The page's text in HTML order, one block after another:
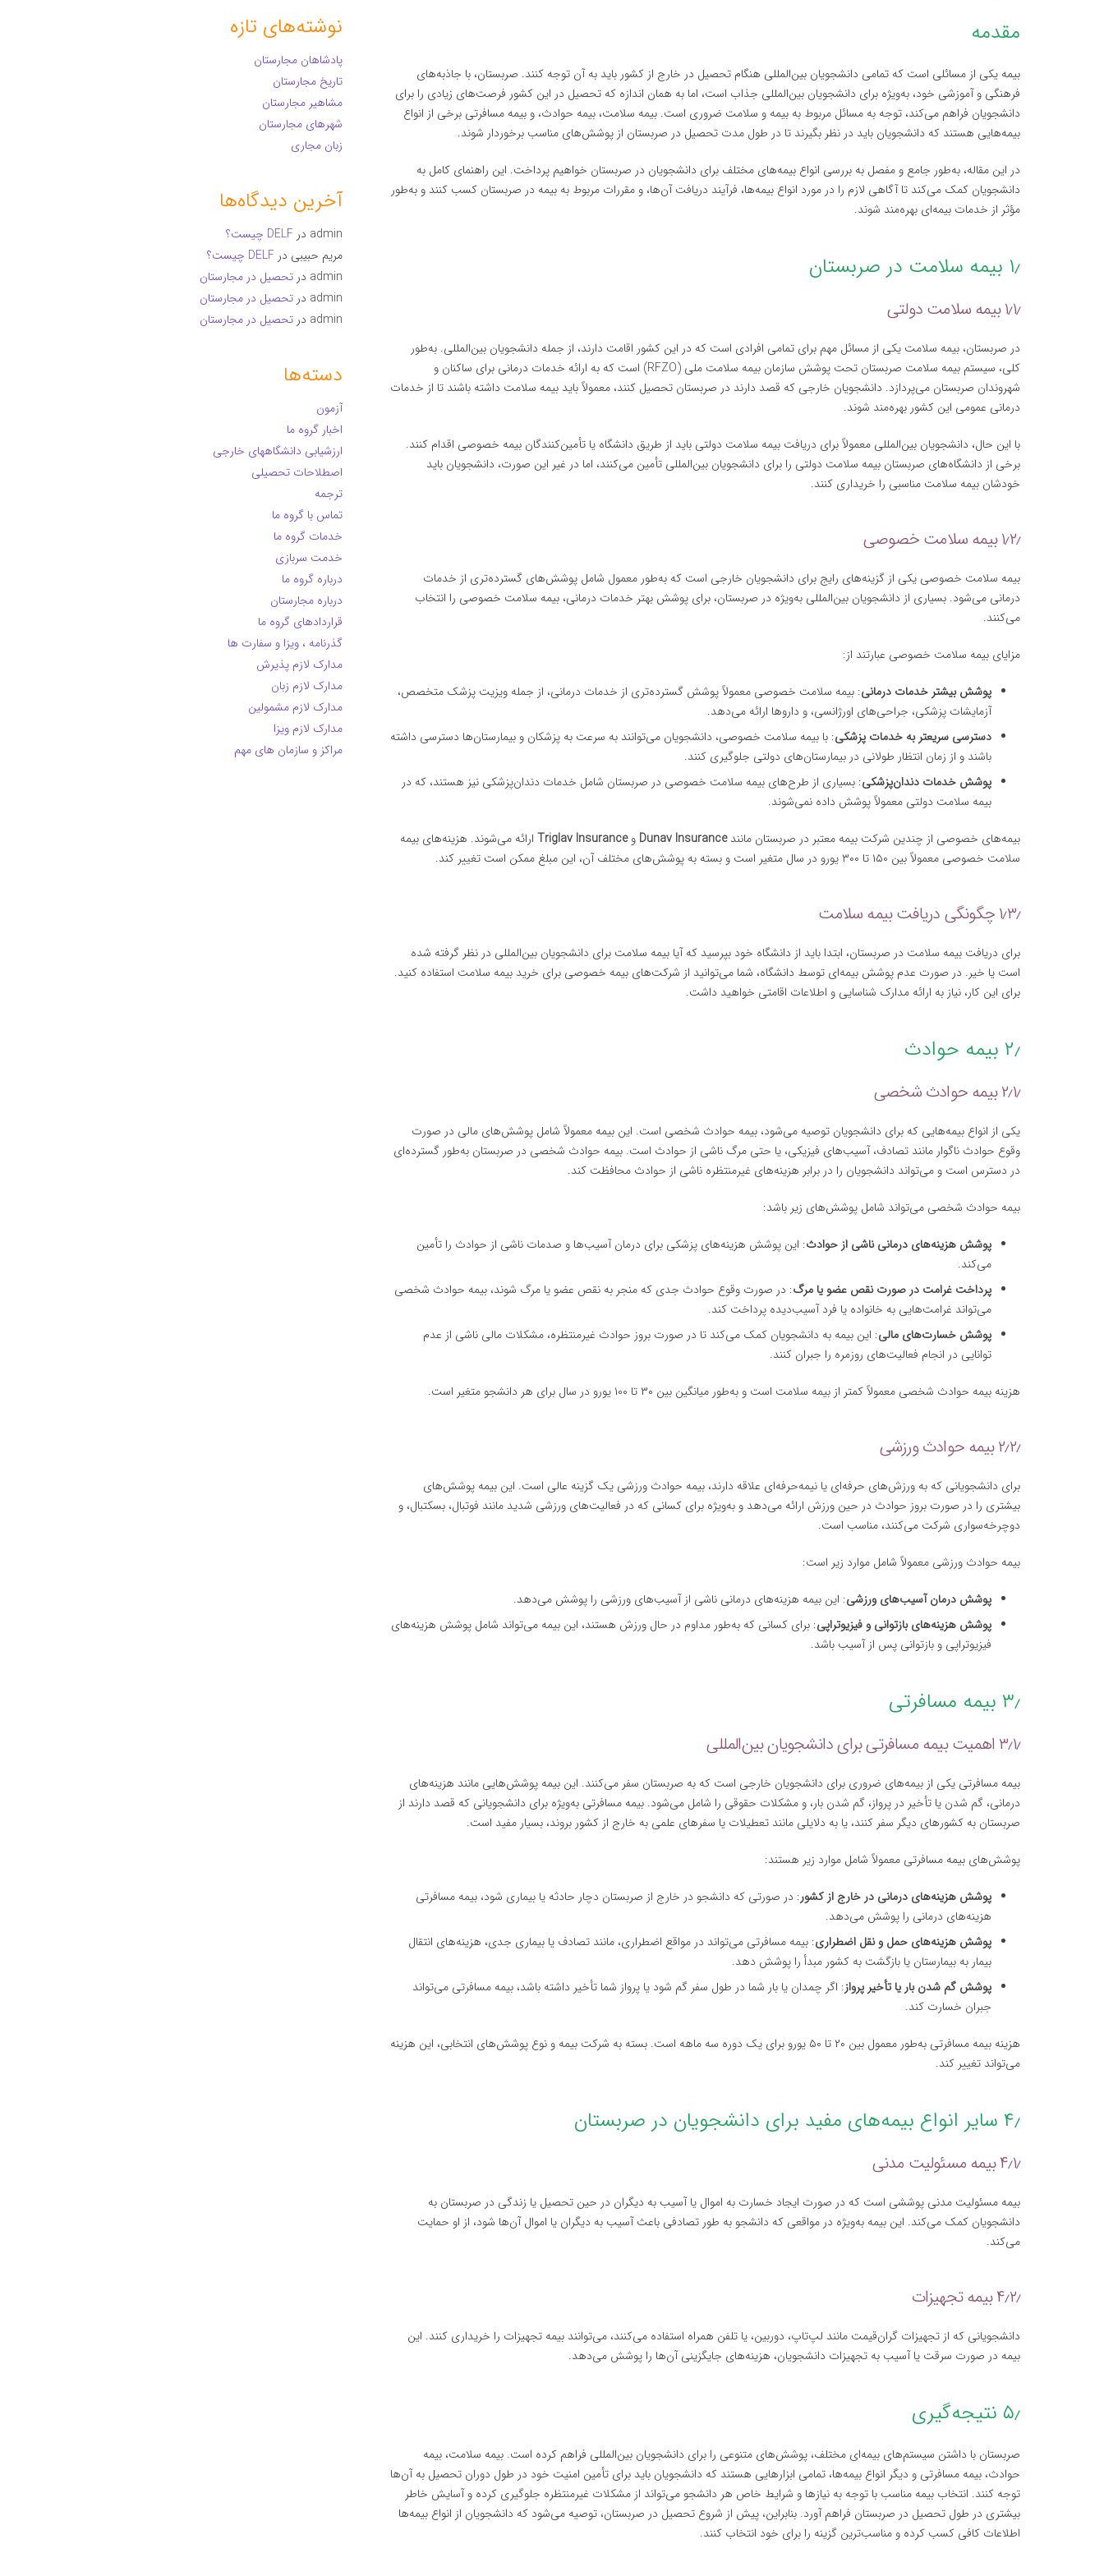
مقدمه
بیمه یکی از مسائلی است که تمامی دانشجویان بین‌المللی هنگام تحصیل در خارج از کشور باید به آن توجه کنند. صربستان، با جاذبه‌های
فرهنگی و آموزشی خود، به‌ویژه برای دانشجویان بین‌المللی جذاب است، اما به همان اندازه که تحصیل در این کشور فرصت‌های زیادی را برای
دانشجویان فراهم می‌کند، توجه به مسائل مربوط به بیمه و سلامت ضروری است. بیمه سلامت، بیمه حوادث، و بیمه مسافرتی برخی از انواع
بیمه‌هایی هستند که دانشجویان باید در نظر بگیرند تا در طول مدت تحصیل در صربستان از پوشش‌های مناسب برخوردار شوند.
در این مقاله، به‌طور جامع و مفصل به بررسی انواع بیمه‌های مختلف برای دانشجویان در صربستان خواهیم پرداخت. این راهنمای کامل به
دانشجویان کمک می‌کند تا آگاهی لازم را در مورد انواع بیمه‌ها، فرآیند دریافت آن‌ها، و مقررات مربوط به بیمه در صربستان کسب کنند و به‌طور
مؤثر از خدمات بیمه‌ای بهره‌مند شوند.
۱٫ بیمه سلامت در صربستان
۱٫۱٫ بیمه سلامت دولتی
در صربستان، بیمه سلامت یکی از مسائل مهم برای تمامی افرادی است که در این کشور اقامت دارند، از جمله دانشجویان بین‌المللی. به‌طور
کلی، سیستم بیمه سلامت صربستان تحت پوشش سازمان بیمه سلامت ملی (RFZO) است که به ارائه خدمات درمانی برای ساکنان و
شهروندان صربستان می‌پردازد. دانشجویان خارجی که قصد دارند در صربستان تحصیل کنند، معمولاً باید بیمه سلامت داشته باشند تا از خدمات
درمانی عمومی این کشور بهره‌مند شوند.
با این حال، دانشجویان بین‌المللی معمولاً برای دریافت بیمه سلامت دولتی باید از طریق دانشگاه یا تأمین‌کنندگان بیمه خصوصی اقدام کنند.
برخی از دانشگاه‌های صربستان بیمه سلامت دولتی را برای دانشجویان بین‌المللی تأمین می‌کنند، اما در غیر این صورت، دانشجویان باید
خودشان بیمه سلامت مناسبی را خریداری کنند.
۱٫۲٫ بیمه سلامت خصوصی
بیمه سلامت خصوصی یکی از گزینه‌های رایج برای دانشجویان خارجی است که به‌طور معمول شامل پوشش‌های گسترده‌تری از خدمات
درمانی می‌شود. بسیاری از دانشجویان بین‌المللی به‌ویژه در صربستان، برای پوشش بهتر خدمات درمانی، بیمه سلامت خصوصی را انتخاب
می‌کنند.
مزایای بیمه سلامت خصوصی عبارتند از:
پوشش بیشتر خدمات درمانی: بیمه سلامت خصوصی معمولاً پوشش گسترده‌تری از خدمات درمانی، از جمله ویزیت پزشک متخصص،
آزمایشات پزشکی، جراحی‌های اورژانسی، و داروها ارائه می‌دهد.
دسترسی سریعتر به خدمات پزشکی: با بیمه سلامت خصوصی، دانشجویان می‌توانند به سرعت به پزشکان و بیمارستان‌ها دسترسی داشته
باشند و از زمان انتظار طولانی در بیمارستان‌های دولتی جلوگیری کنند.
پوشش خدمات دندان‌پزشکی: بسیاری از طرح‌های بیمه سلامت خصوصی در صربستان شامل خدمات دندان‌پزشکی نیز هستند، که در
بیمه سلامت دولتی معمولاً پوشش داده نمی‌شوند.
بیمه‌های خصوصی از چندین شرکت بیمه معتبر در صربستان مانندDunav Insurance وTriglav Insurance ارائه می‌شوند. هزینه‌های بیمه
سلامت خصوصی معمولاً بین ۱۵۰ تا ۳۰۰ یورو در سال متغیر است و بسته به پوشش‌های مختلف آن، این مبلغ ممکن است تغییر کند.
۱٫۳٫ چگونگی دریافت بیمه سلامت
برای دریافت بیمه سلامت در صربستان، ابتدا باید از دانشگاه خود بپرسید که آیا بیمه سلامت برای دانشجویان بین‌المللی در نظر گرفته شده
است یا خیر. در صورت عدم پوشش بیمه‌ای توسط دانشگاه، شما می‌توانید از شرکت‌های بیمه خصوصی برای خرید بیمه سلامت استفاده کنید.
برای این کار، نیاز به ارائه مدارک شناسایی و اطلاعات اقامتی خواهید داشت.
۲٫ بیمه حوادث
۲٫۱٫ بیمه حوادث شخصی
یکی از انواع بیمه‌هایی که برای دانشجویان توصیه می‌شود، بیمه حوادث شخصی است. این بیمه معمولاً شامل پوشش‌های مالی در صورت
وقوع حوادث ناگوار مانند تصادف، آسیب‌های فیزیکی، یا حتی مرگ ناشی از حوادث است. بیمه حوادث شخصی در صربستان به‌طور گسترده‌ای
در دسترس است و می‌تواند دانشجویان را در برابر هزینه‌های غیرمنتظره ناشی از حوادث محافظت کند.
بیمه حوادث شخصی می‌تواند شامل پوشش‌های زیر باشد:
پوشش هزینه‌های درمانی ناشی از حوادث: این پوشش هزینه‌های پزشکی برای درمان آسیب‌ها و صدمات ناشی از حوادث را تأمین
می‌کند.
پرداخت غرامت در صورت نقص عضو یا مرگ: در صورت وقوع حوادث جدی که منجر به نقص عضو یا مرگ شوند، بیمه حوادث شخصی
می‌تواند غرامت‌هایی به خانواده یا فرد آسیب‌دیده پرداخت کند.
پوشش خسارت‌های مالی: این بیمه به دانشجویان کمک می‌کند تا در صورت بروز حوادث غیرمنتظره، مشکلات مالی ناشی از عدم
توانایی در انجام فعالیت‌های روزمره را جبران کنند.
هزینه بیمه حوادث شخصی معمولاً کمتر از بیمه سلامت است و به‌طور میانگین بین ۳۰ تا ۱۰۰ یورو در سال برای هر دانشجو متغیر است.
۲٫۲٫ بیمه حوادث ورزشی
برای دانشجویانی که به ورزش‌های حرفه‌ای یا نیمه‌حرفه‌ای علاقه دارند، بیمه حوادث ورزشی یک گزینه عالی است. این بیمه پوشش‌های
بیشتری را در صورت بروز حوادث در حین ورزش ارائه می‌دهد و به‌ویژه برای کسانی که در فعالیت‌های ورزشی شدید مانند فوتبال، بسکتبال، و
دوچرخه‌سواری شرکت می‌کنند، مناسب است.
بیمه حوادث ورزشی معمولاً شامل موارد زیر است:
پوشش درمان آسیب‌های ورزشی: این بیمه هزینه‌های درمانی ناشی از آسیب‌های ورزشی را پوشش می‌دهد.
پوشش هزینه‌های بازتوانی و فیزیوتراپی: برای کسانی که به‌طور مداوم در حال ورزش هستند، این بیمه می‌تواند شامل پوشش هزینه‌های
فیزیوتراپی و بازتوانی پس از آسیب باشد.
۳٫ بیمه مسافرتی
۳٫۱٫ اهمیت بیمه مسافرتی برای دانشجویان بین‌المللی
بیمه مسافرتی یکی از بیمه‌های ضروری برای دانشجویان خارجی است که به صربستان سفر می‌کنند. این بیمه پوشش‌هایی مانند هزینه‌های
درمانی، گم شدن یا تأخیر در پرواز، گم شدن بار، و مشکلات حقوقی را شامل می‌شود. بیمه مسافرتی به‌ویژه برای دانشجویانی که قصد دارند از
صربستان به کشورهای دیگر سفر کنند، یا به دلایلی مانند تعطیلات یا سفرهای علمی به خارج از کشور بروند، بسیار مفید است.
پوشش‌های بیمه مسافرتی معمولاً شامل موارد زیر هستند:
پوشش هزینه‌های درمانی در خارج از کشور: در صورتی که دانشجو در خارج از صربستان دچار حادثه یا بیماری شود، بیمه مسافرتی
هزینه‌های درمانی را پوشش می‌دهد.
پوشش هزینه‌های حمل و نقل اضطراری: بیمه مسافرتی می‌تواند در مواقع اضطراری، مانند تصادف یا بیماری جدی، هزینه‌های انتقال
بیمار به بیمارستان یا بازگشت به کشور مبدأ را پوشش دهد.
پوشش گم شدن بار یا تأخیر پرواز: اگر چمدان یا بار شما در طول سفر گم شود یا پرواز شما تأخیر داشته باشد، بیمه مسافرتی می‌تواند
جبران خسارت کند.
هزینه بیمه مسافرتی به‌طور معمول بین ۲۰ تا ۵۰ یورو برای یک دوره سه ماهه است. بسته به شرکت بیمه و نوع پوشش‌های انتخابی، این هزینه
می‌تواند تغییر کند.
۴٫ سایر انواع بیمه‌های مفید برای دانشجویان در صربستان
۴٫۱٫ بیمه مسئولیت مدنی
بیمه مسئولیت مدنی پوششی است که در صورت ایجاد خسارت به اموال یا آسیب به دیگران در حین تحصیل یا زندگی در صربستان به
دانشجویان کمک می‌کند. این بیمه به‌ویژه در مواقعی که دانشجو به طور تصادفی باعث آسیب به دیگران یا اموال آن‌ها شود، از او حمایت
می‌کند.
۴٫۲٫ بیمه تجهیزات
دانشجویانی که از تجهیزات گران‌قیمت مانند لپ‌تاپ، دوربین، یا تلفن همراه استفاده می‌کنند، می‌توانند بیمه تجهیزات را خریداری کنند. این
بیمه در صورت سرقت یا آسیب به تجهیزات دانشجویان، هزینه‌های جایگزینی آن‌ها را پوشش می‌دهد.
۵٫ نتیجه‌گیری
صربستان با داشتن سیستم‌های بیمه‌ای مختلف، پوشش‌های متنوعی را برای دانشجویان بین‌المللی فراهم کرده است. بیمه سلامت، بیمه
حوادث، بیمه مسافرتی و دیگر انواع بیمه‌ها، تمامی ابزارهایی هستند که دانشجویان باید برای تأمین امنیت خود در طول دوران تحصیل به آن‌ها
توجه کنند. انتخاب بیمه مناسب با توجه به نیازها و شرایط خاص هر دانشجو می‌تواند از مشکلات غیرمنتظره جلوگیری کرده و آسایش خاطر
بیشتری در طول تحصیل در صربستان فراهم آورد. بنابراین، پیش از شروع تحصیل در صربستان، توصیه می‌شود که دانشجویان از انواع بیمه‌ها
اطلاعات کافی کسب کرده و مناسب‌ترین گزینه را برای خود انتخاب کنند.
نوشته‌های تازه
پادشاهان مجارستان
تاریخ مجارستان
مشاهیر مجارستان
شهرهای مجارستان
زبان مجاری
آخرین دیدگاه‌ها
admin در DELF چیست؟
مریم حبیبی در DELF چیست؟
admin در تحصیل در مجارستان
admin در تحصیل در مجارستان
admin در تحصیل در مجارستان
دسته‌ها
آزمون
اخبار گروه ما
ارزشیابی دانشگاههای خارجی
اصطلاحات تحصیلی
ترجمه
تماس با گروه ما
خدمات گروه ما
خدمت سربازی
درباره گروه ما
درباره مجارستان
قراردادهای گروه ما
گذرنامه ، ویزا و سفارت ها
مدارک لازم پذیرش
مدارک لازم زبان
مدارک لازم مشمولین
مدارک لازم ویزا
مراکز و سازمان های مهم